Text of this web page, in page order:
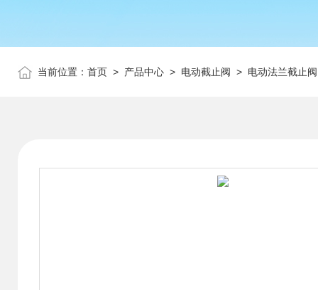
当前位置： 首页 > 产品中心 > 电动截止阀 > 电动法兰截止阀